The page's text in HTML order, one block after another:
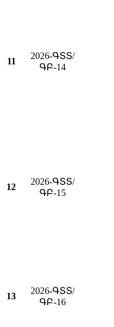
11
2026-ԳՏՏ/
ԳԲ-14
12
2026-ԳՏՏ/
ԳԲ-15
13
2026-ԳՏՏ/
ԳԲ-16